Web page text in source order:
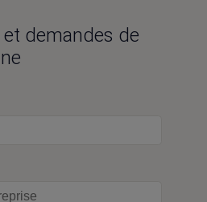
demandes de